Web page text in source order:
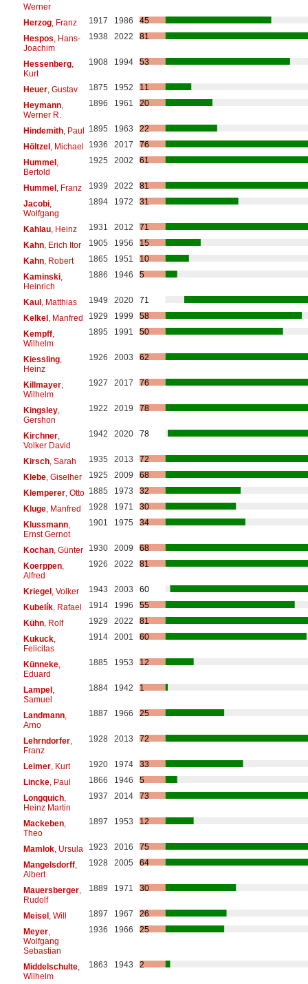
Werner
Herzog, Franz 1917 1986
45
Hespos , Hans-
Joachim
1938 2022 81
Hessenberg,
Kurt
1908 1994 53
Heuer, Gustav 1875 1952
11
Heymann,
Werner R.
1896 1961 20
Hindemith, Paul 1895 1963
22
Höltzel, Michael 1936 2017
76
Hummel,
Bertold
1925 2002 61
Hummel, Franz 1939 2022
81
Jacobi,
Wolfgang
1894 1972 31
Kahlau, Heinz 1931 2012
71
Kahn, Erich Itor 1905 1956
15
Kahn, Robert 1865 1951
10
Kaminski,
Heinrich
1886 1946 5
Kaul, Matthias 1949 2020
71
Kelkel, Manfred 1929 1999
58
Kempff,
Wilhelm
1895 1991 50
Kiessling,
Heinz
1926 2003 62
Killmayer,
Wilhelm
1927 2017 76
Kingsley,
Gershon
1922 2019 78
Kirchner,
Volker David
1942 2020 78
Kirsch, Sarah 1935 2013
72
Klebe, Giselher 1925 2009
68
Klemperer, Otto 1885 1973
32
Kluge, Manfred 1928 1971
30
Klussmann,
Ernst Gernot
1901 1975 34
Kochan, Günter 1930 2009
68
Koerppen,
Alfred
1926 2022 81
Kriegel, Volker 1943 2003
60
Kubelík, Rafael 1914 1996
55
Kühn, Rolf 1929 2022
81
Kukuck,
Felicitas
1914 2001 60
Künneke,
Eduard
1885 1953 12
Lampel,
Samuel
1884 1942 1
Landmann,
Arno
1887 1966 25
Lehrndorfer,
Franz
1928 2013 72
Leimer, Kurt 1920 1974
33
Lincke, Paul 1866 1946
5
Longquich,
Heinz Martin
1937 2014 73
Mackeben,
Theo
1897 1953 12
Mamlok, Ursula 1923 2016
75
Mangelsdorff,
Albert
1928 2005 64
Mauersberger,
Rudolf
1889 1971 30
Meisel, Will 1897 1967
26
Meyer,
Wolfgang
Sebastian
1936 1966 25
Middelschulte,
Wilhelm
1863 1943 2